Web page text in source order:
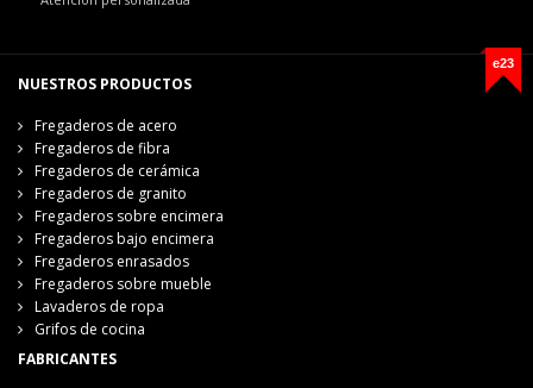
e23
NUESTROS PRODUCTOS
Fregaderos de acero
Fregaderos de fibra
Fregaderos de cerámica
Fregaderos de granito
Fregaderos sobre encimera
Fregaderos bajo encimera
Fregaderos enrasados
Fregaderos sobre mueble
Lavaderos de ropa
Grifos de cocina
FABRICANTES